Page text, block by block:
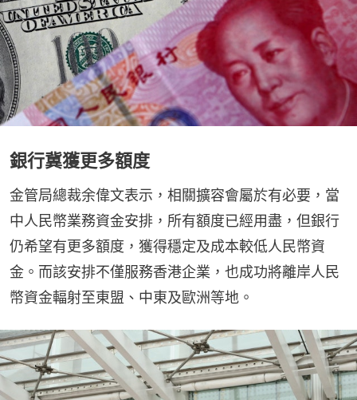
銀行冀獲更多額度
金管局總裁余偉文表示，相關擴容會屬於有必要，當
中人民幣業務資金安排，所有額度已經用盡，但銀行
仍希望有更多額度，獲得穩定及成本較低人民幣資
金。而該安排不僅服務香港企業，也成功將離岸人民
幣資金輻射至東盟、中東及歐洲等地。